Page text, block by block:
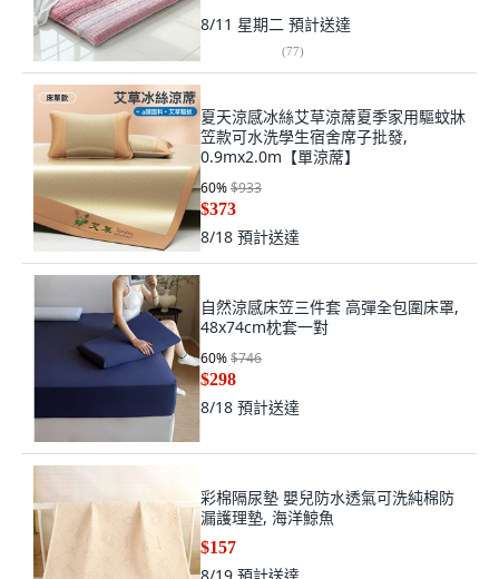
8/11 星期二 預計送達
(77)
夏天涼感冰絲艾草涼蓆夏季家用驅蚊牀
笠款可水洗學生宿舍席子批發,
0.9mx2.0m【單涼蓆】
60%$933
$373
8/18 預計送達
自然涼感床笠三件套 高彈全包圍床罩,
48x74cm枕套一對
60%$746
$298
8/18 預計送達
彩棉隔尿墊 嬰兒防水透氣可洗純棉防
漏護理墊, 海洋鯨魚
$157